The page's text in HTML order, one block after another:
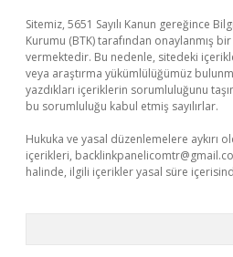
Sitemiz, 5651 Sayılı Kanun gereğince
Kurumu (BTK) tarafından onaylanmış
vermektedir. Bu nedenle, sitedeki
veya araştırma yükümlülüğümüz
yazdıkları içeriklerin sorumluluğunu
bu sorumluluğu kabul etmiş sayılırlar.
Hukuka ve yasal düzenlemelere aykırı
içerikleri,
halinde, ilgili içerikler yasal süre